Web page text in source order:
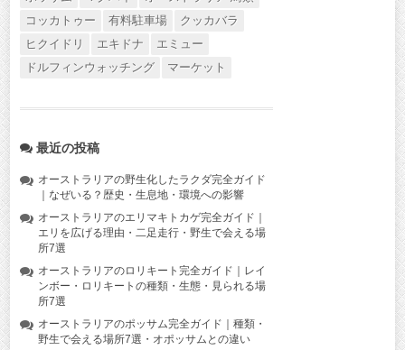
コッカトゥー
有料駐車場
クッカバラ
ヒクイドリ
エキドナ
エミュー
ドルフィンウォッチング
マーケット
最近の投稿
オーストラリアの野生化したラクダ完全ガイド
｜なぜいる？歴史・生息地・環境への影響
オーストラリアのエリマキトカゲ完全ガイド｜
エリを広げる理由・二足走行・野生で会える場
所7選
オーストラリアのロリキート完全ガイド｜レイ
ンボー・ロリキートの種類・生態・見られる場
所7選
オーストラリアのポッサム完全ガイド｜種類・
野生で会える場所7選・オポッサムとの違い